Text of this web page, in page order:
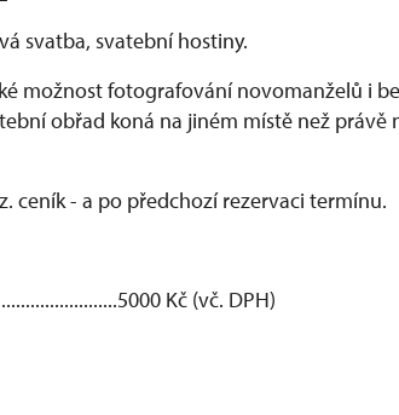
svatba, svatební hostiny.
možnost fotografování novomanželů i
obřad koná na jiném místě než právě
ceník - a po předchozí rezervaci termínu.
Kč (vč. DPH)